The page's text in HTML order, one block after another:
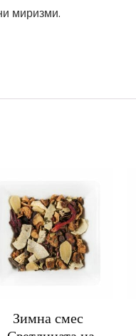
миризми.
Зимна смес